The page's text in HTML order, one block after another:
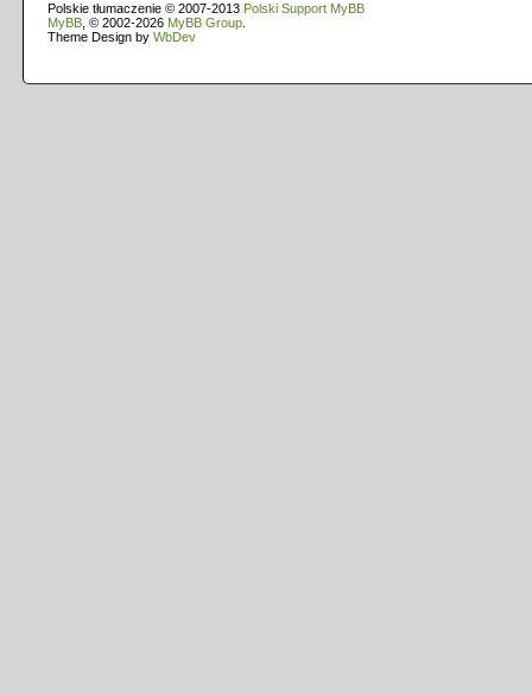
Polskie tłumaczenie © 2007-2013 Polski Support MyBB
MyBB , © 2002-2026 MyBB Group
Theme Design by WbDev